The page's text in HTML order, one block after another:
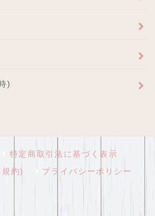
)
特定商取引法に基づく表示
約)
プライバシーポリシー